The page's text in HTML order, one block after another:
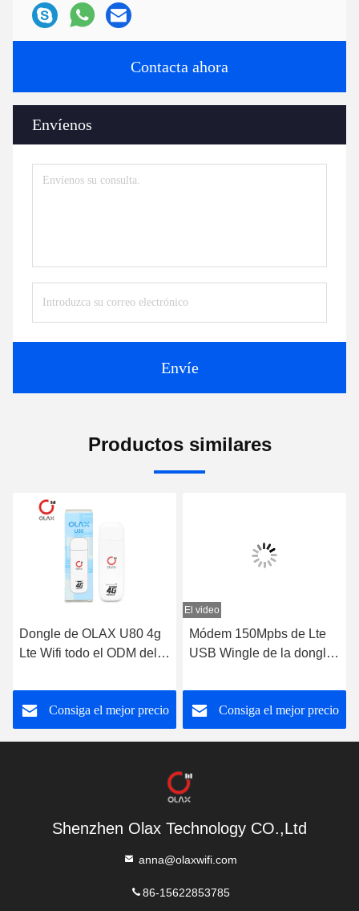
Contacta ahora
Envíenos
Envíe
Productos similares
Dongle de OLAX U80 4g
Lte Wifi todo el ODM del
Support USB
Consiga el mejor precio
El video
Módem 150Mpbs de Lte
USB Wingle de la dongle
para 10 usuarios
Consiga el mejor precio
Shenzhen Olax Technology CO.,Ltd
anna@olaxwifi.com
86-15622853785